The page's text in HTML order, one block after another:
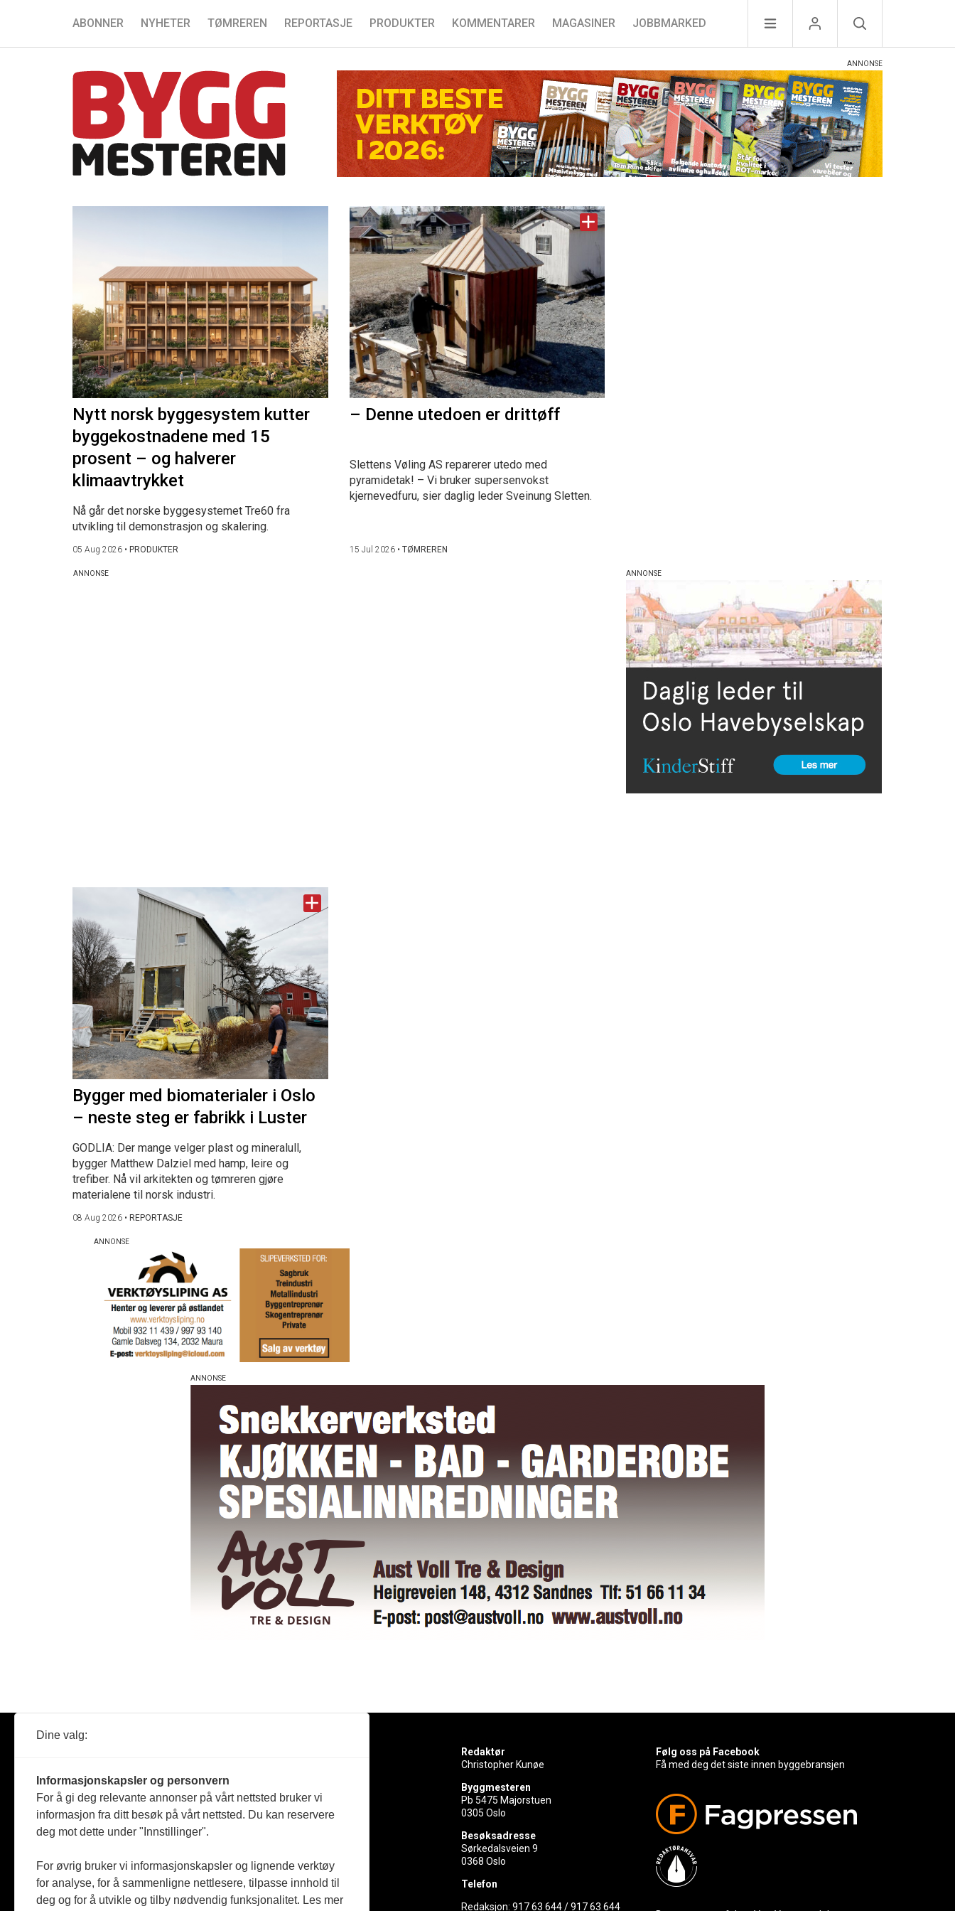
ABONNER NYHETER TØMREREN REPORTASJE PRODUKTER KOMMENTARER MAGASINER JOBBMARKED
Nytt norsk byggesystem kutter
byggekostnadene med 15
prosent – og halverer
klimaavtrykket
Nå går det norske byggesystemet Tre60 fra
utvikling til demonstrasjon og skalering.
05 Aug 2026 • PRODUKTER
– Denne utedoen er drittøff
Slettens Vøling AS reparerer utedo med
pyramidetak! – Vi bruker supersenvokst
kjernevedfuru, sier daglig leder Sveinung Sletten.
15 Jul 2026• TØMREREN
Bygger med biomaterialer i Oslo
– neste steg er fabrikk i Luster
GODLIA: Der mange velger plast og mineralull,
bygger Matthew Dalziel med hamp, leire og
trefiber. Nå vil arkitekten og tømreren gjøre
materialene til norsk industri.
08 Aug 2026 • REPORTASJE
Reportasje
Produkter
Jobbmarked
Redaktør
Christopher Kunøe
Byggmesteren
Pb 5475 Majorstuen
0305 Oslo
Besøksadresse
Sørkedalsveien 9
0368 Oslo
Telefon
Redaksjon:917 63 644/917 63 644
Følg oss på Facebook
Få med deg det siste innen byggebransjen
Dine valg:
Informasjonskapsler og personvern
For å gi deg relevante annonser på vårt nettsted bruker vi
informasjon fra ditt besøk på vårt nettsted. Du kan reservere
deg mot dette under "Innstillinger".
For øvrig bruker vi informasjonskapsler og lignende verktøy
for analyse, for å sammenligne nettlesere, tilpasse innhold til
deg og for å utvikle og tilby nødvendig funksjonalitet. Les mer